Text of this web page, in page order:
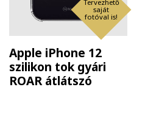
Tervezhető
saját
fotóval is!
Apple iPhone 12
szilikon tok gyári
ROAR átlátszó